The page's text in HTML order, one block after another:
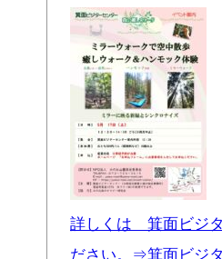
詳しくは 箕面ビジ
ださい。⇒箕面ビジ